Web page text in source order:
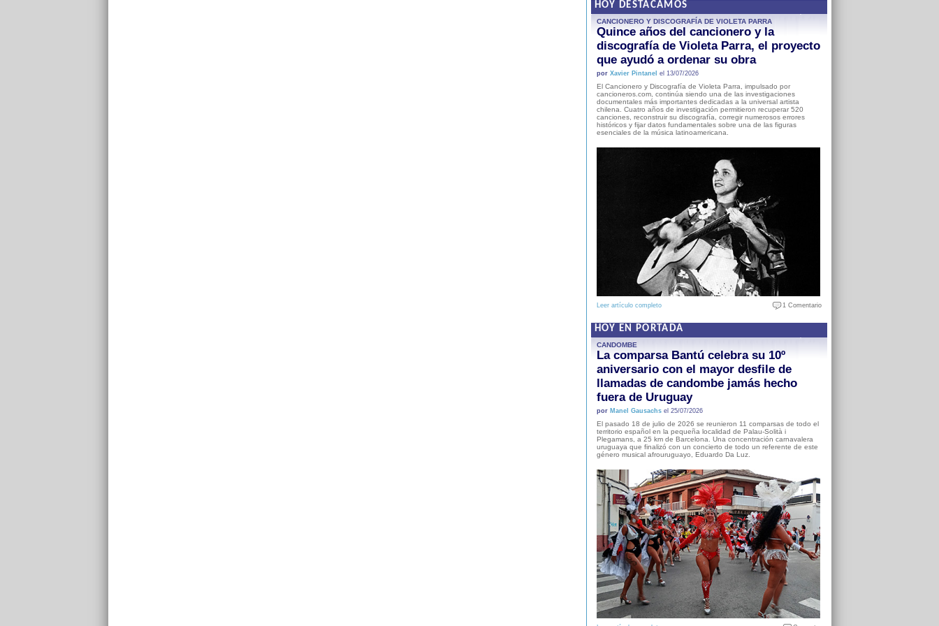
HOY DESTACAMOS
CANCIONERO Y DISCOGRAFÍA DE VIOLETA PARRA
Quince años del cancionero y la
discografía de Violeta Parra, el proyecto
que ayudó a ordenar su obra
por Xavier Pintanel el 13/07/2026
El Cancionero y Discografía de Violeta Parra, impulsado por
cancioneros.com, continúa siendo una de las investigaciones
documentales más importantes dedicadas a la universal artista
chilena. Cuatro años de investigación permitieron recuperar 520
canciones, reconstruir su discografía, corregir numerosos errores
históricos y fijar datos fundamentales sobre una de las figuras
esenciales de la música latinoamericana.
Leer artículo completo 1 Comentario
HOY EN PORTADA
CANDOMBE
La comparsa Bantú celebra su 10º
aniversario con el mayor desfile de
llamadas de candombe jamás hecho
fuera de Uruguay
por Manel Gausachsel 25/07/2026
El pasado 18 de julio de 2026 se reunieron 11 comparsas de todo el
territorio español en la pequeña localidad de Palau-Solità i
Plegamans, a 25 km de Barcelona. Una concentración carnavalera
uruguaya que finalizó con un concierto de todo un referente de este
género musical afrouruguayo, Eduardo Da Luz.